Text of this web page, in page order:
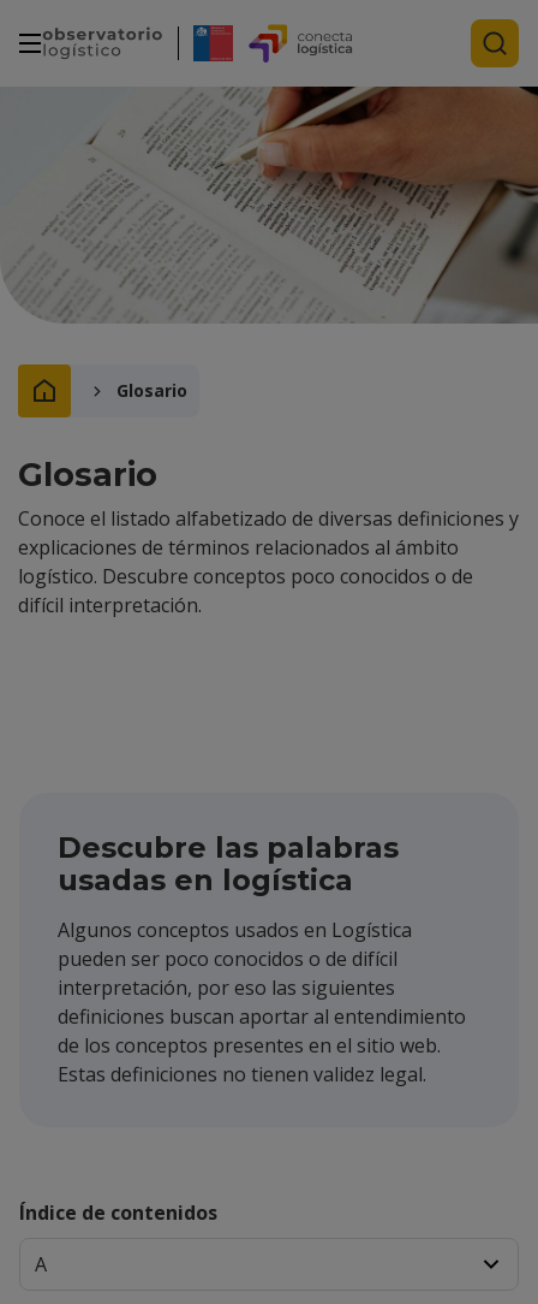
Glosario
Glosario
Conoce el listado alfabetizado de diversas definiciones y
explicaciones de términos relacionados al ámbito
logístico. Descubre conceptos poco conocidos o de
difícil interpretación.
Descubre las palabras
usadas en logística
Algunos conceptos usados en Logística
pueden ser poco conocidos o de difícil
interpretación, por eso las siguientes
definiciones buscan aportar al entendimiento
de los conceptos presentes en el sitio web.
Estas definiciones no tienen validez legal.
Índice de contenidos